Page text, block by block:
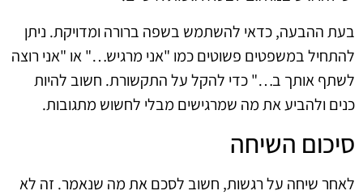
בעת ההבעה, כדאי להשתמש בשפה ברורה ומדויקת. ניתן
להתחיל במשפטים פשוטים כמו "אני מרגיש…" או "אני רוצה
לשתף אותך ב…" כדי להקל על התקשורת. חשוב להיות
כנים ולהביע את מה שמרגישים מבלי לחשוש מתגובות.
סיכום השיחה
לאחר שיחה על רגשות, חשוב לסכם את מה שנאמר. זה לא